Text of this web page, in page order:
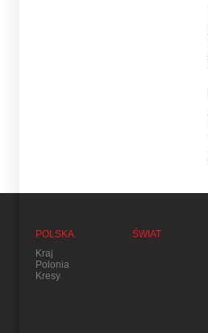
POLSKA
Kraj
Polonia
Kresy
ŚWIAT